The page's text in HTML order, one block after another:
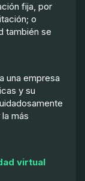
fija, por
o
también se
una empresa
y su
más
virtual